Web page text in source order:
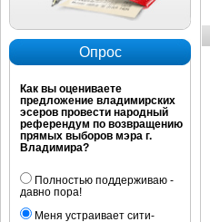
Опрос
Как вы оцениваете
предложение владимирских
эсеров провести народный
референдум по возвращению
прямых выборов мэра г.
Владимира?
Полностью поддерживаю -
давно пора!
Меня устраивает сити-